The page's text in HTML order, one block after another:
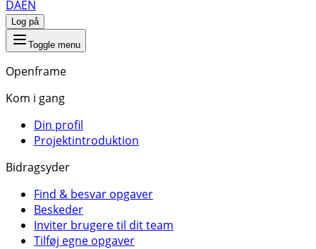
DAEN
Log på
Toggle menu
Openframe
Kom i gang
Din profil
Projektintroduktion
Bidragsyder
Find & besvar opgaver
Beskeder
Inviter brugere til dit team
Tilføj egne opgaver